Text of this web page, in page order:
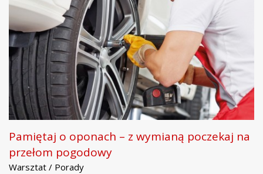
Pamiętaj o oponach – z wymianą poczekaj na
przełom pogodowy
Warsztat / Porady